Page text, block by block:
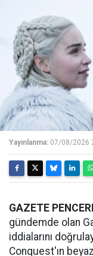
Yayınlanma: 07/08/2026
GAZETE
gündemde olan
iddialarını
Conquest'ın